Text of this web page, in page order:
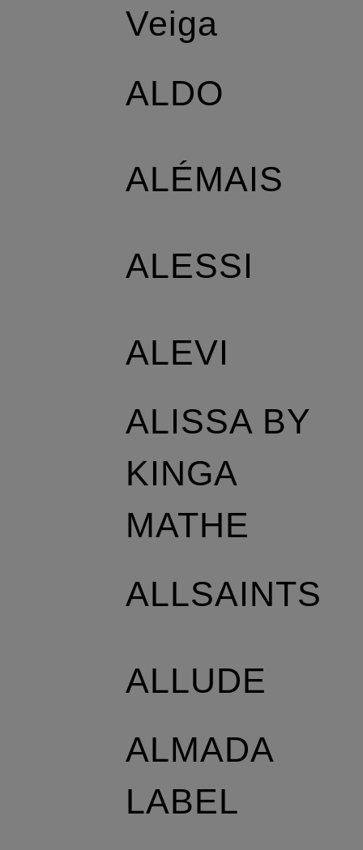
Veiga
ALDO
ALÉMAIS
ALESSI
ALEVI
ALISSA BY
KINGA
MATHE
ALLSAINTS
ALLUDE
ALMADA
LABEL